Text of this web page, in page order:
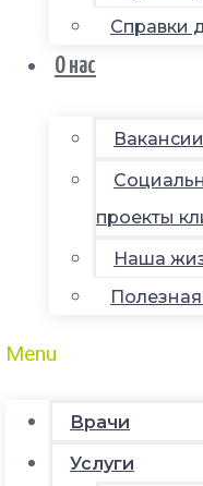
Справки
О нас
Вакансии
проекты
Наша
Menu
Врачи
Услуги